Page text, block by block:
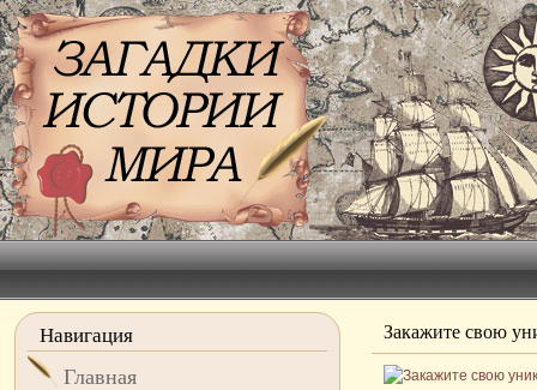
Закажите свою
Навигация
Главная